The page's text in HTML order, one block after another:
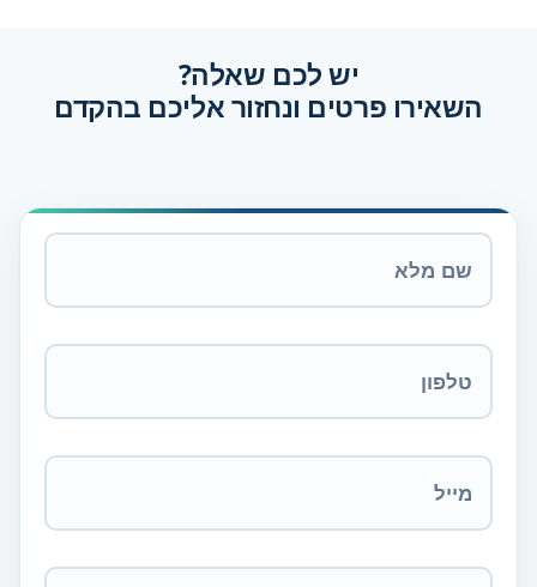
יש לכם שאלה?
השאירו פרטים ונחזור אליכם בהקדם